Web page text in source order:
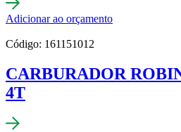
Adicionar ao orçamento
Código: 161151012
CARBURADOR
4T